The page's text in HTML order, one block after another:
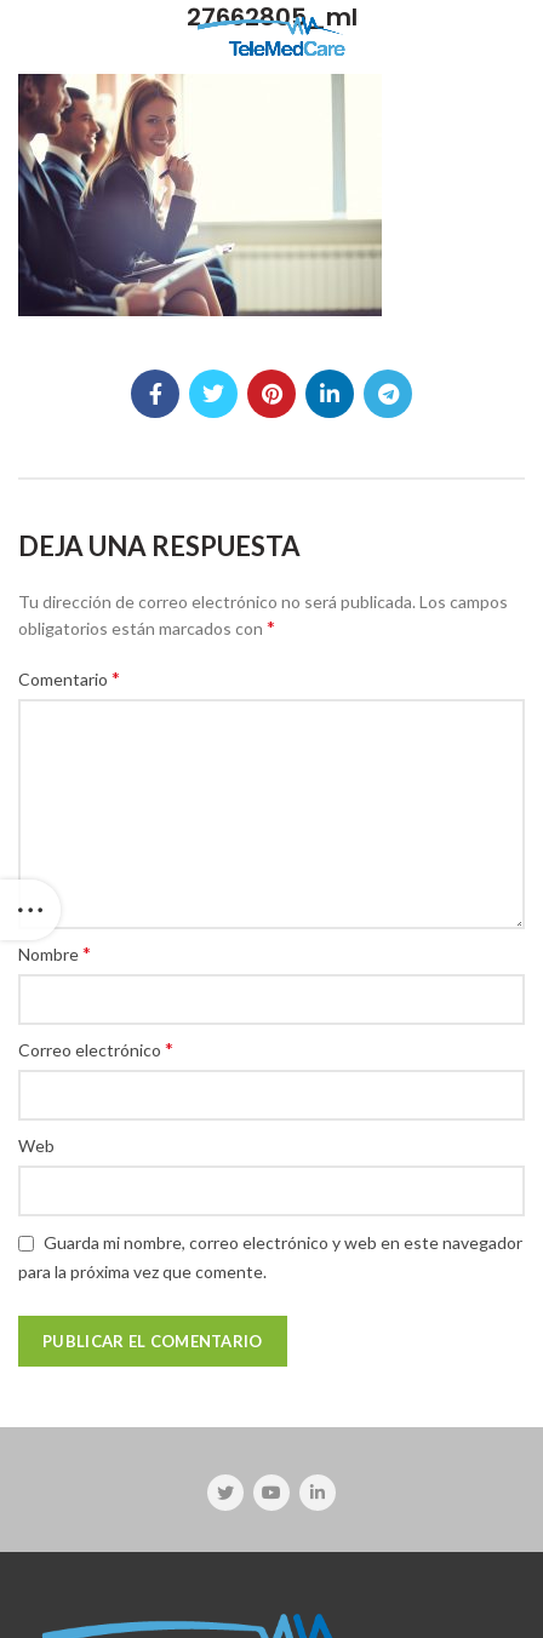
27662805_ml
DEJA UNA RESPUESTA
Tu dirección de correo electrónico no será publicada. Los campos
obligatorios están marcados con *
Comentario *
Nombre*
Correo electrónico *
Web
Guarda mi nombre, correo electrónico y web en este navegador
para la próxima vez que comente.